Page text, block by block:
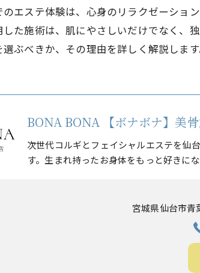
エステ体験は、心身のリラクゼーショ
た施術は、肌にやさしいだけでなく、
ぶべきか、その理由を詳しく解説します
BONA BONA 【ボナボナ】美
次世代コルギとフェイシャルエステを仙
す。生まれ持ったお身体をもっと好きに
宮城県仙台市